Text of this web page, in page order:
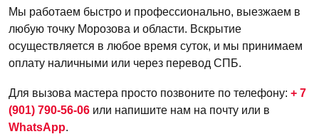
Мы работаем быстро и профессионально, выезжаем в
любую точку Морозова и области. Вскрытие
осуществляется в любое время суток, и мы принимаем
оплату наличными или через перевод СПБ.
Для вызова мастера просто позвоните по телефону: + 7
(901) 790-56-06 или напишите нам на почту или в
WhatsApp.